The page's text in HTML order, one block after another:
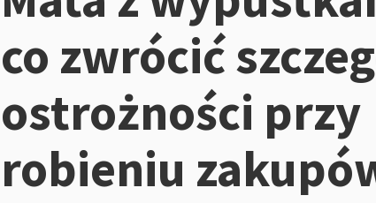
co zwrócić
ostrożności przy
robieniu